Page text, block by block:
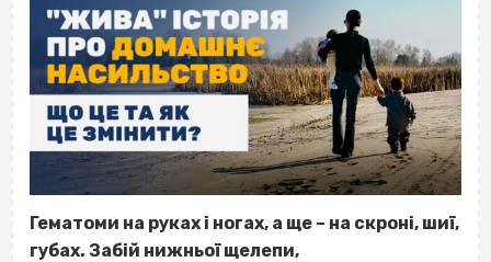
Гематоми на руках і ногах, а ще – на скроні, шиї,
губах. Забій нижньої щелепи,